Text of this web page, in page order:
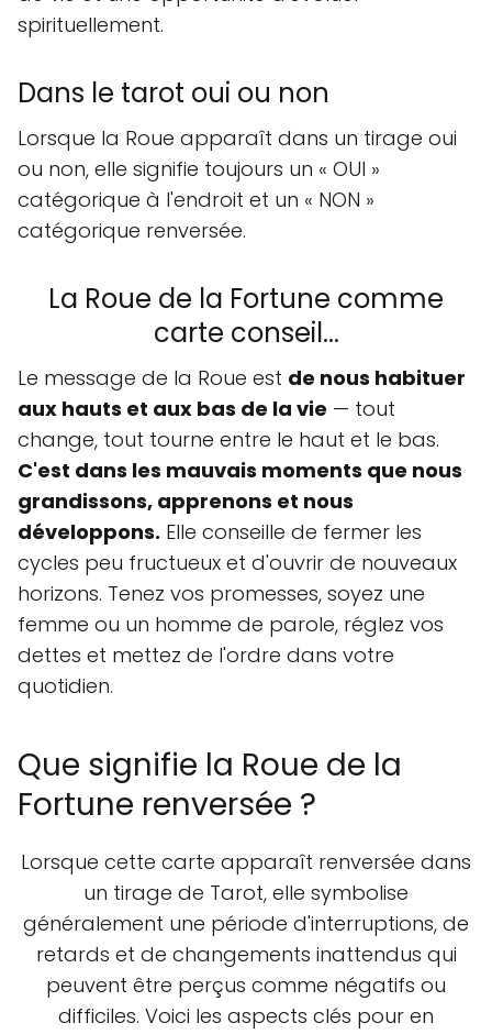
spirituellement.
Dans le tarot oui ou non
Lorsque la Roue apparaît dans un tirage oui
ou non, elle signifie toujours un « OUI »
catégorique à l'endroit et un « NON »
catégorique renversée.
La Roue de la Fortune comme
carte conseil...
Le message de la Roue est de nous habituer
aux hauts et aux bas de la vie — tout
change, tout tourne entre le haut et le bas.
C'est dans les mauvais moments que nous
grandissons, apprenons et nous
développons. Elle conseille de fermer les
cycles peu fructueux et d'ouvrir de nouveaux
horizons. Tenez vos promesses, soyez une
femme ou un homme de parole, réglez vos
dettes et mettez de l'ordre dans votre
quotidien.
Que signifie la Roue de la
Fortune renversée ?
Lorsque cette carte apparaît renversée dans
un tirage de Tarot, elle symbolise
généralement une période d'interruptions, de
retards et de changements inattendus qui
peuvent être perçus comme négatifs ou
difficiles. Voici les aspects clés pour en